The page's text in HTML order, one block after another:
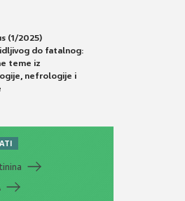
(1/2025)
do fatalnog:
teme iz
nefrologije i